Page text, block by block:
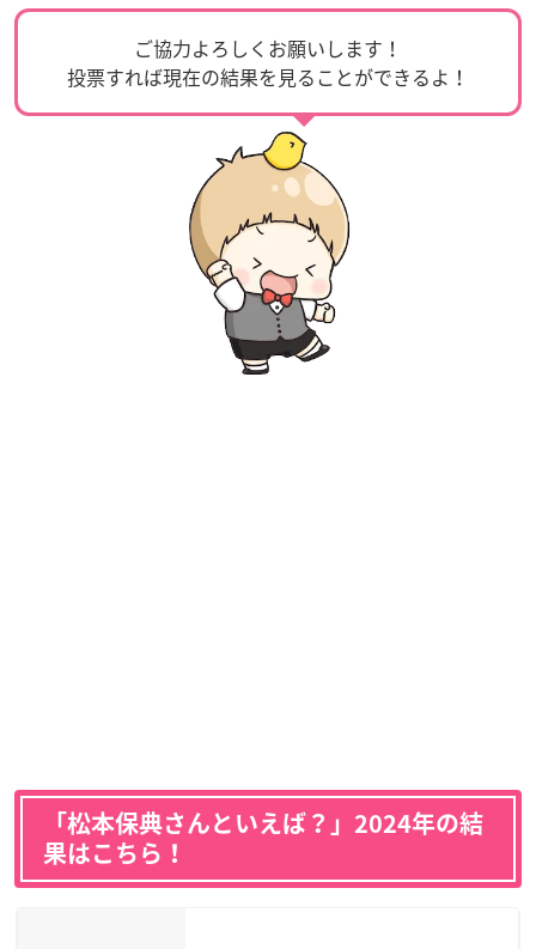
ご協力よろしくお願いします！
投票すれば現在の結果を見ることができるよ！
「松本保典さんといえば？」2024年の結
果はこちら！